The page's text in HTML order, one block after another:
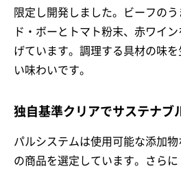
限定し開発しました。ビーフのう
ド・ボーとトマト粉末、赤ワイ
げています。調理する具材の味
い味わいです。
独自基準クリアでサステナブ
パルシステムは使用可能な添加
の商品を選定しています。さら